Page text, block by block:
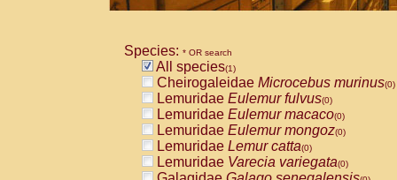
Species: * OR search
All species(1)
Cheirogaleidae Microcebus murinus(0)
Lemuridae Eulemur fulvus(0)
Lemuridae Eulemur macaco(0)
Lemuridae Eulemur mongoz(0)
Lemuridae Lemur catta(0)
Lemuridae Varecia variegata(0)